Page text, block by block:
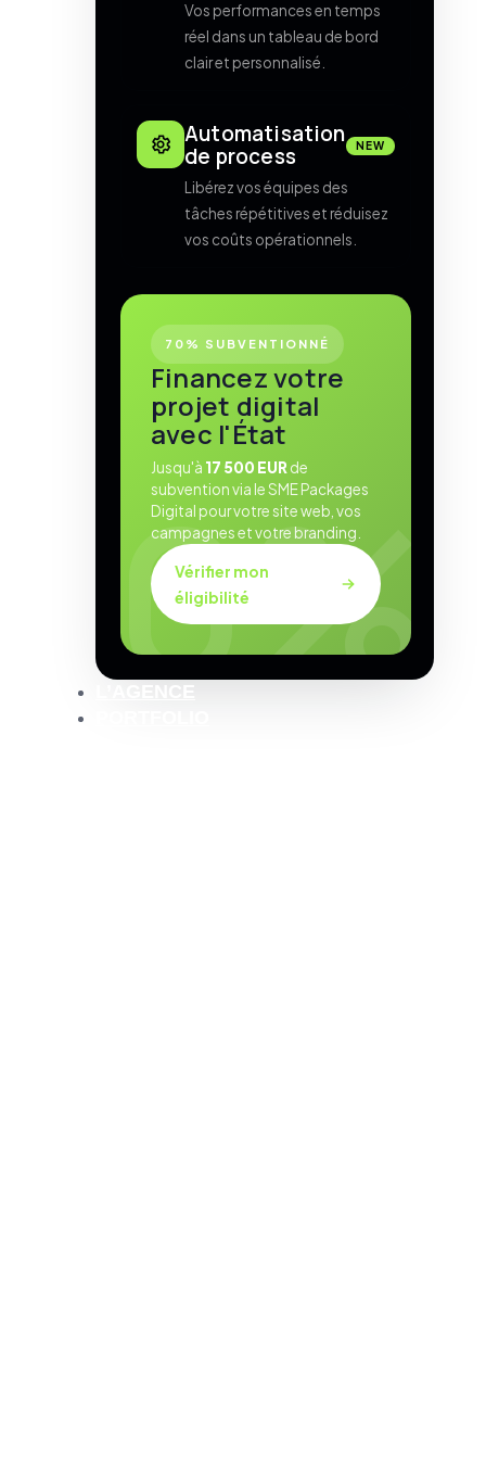
Vos performances en temps
réel dans un tableau de bord
clair et personnalisé.
Automatisation
de process
NEW
Libérez vos équipes des
tâches répétitives et réduisez
vos coûts opérationnels.
70% SUBVENTIONNÉ
Financez votre
projet digital
avec l'État
Jusqu'à 17 500 EUR de
subvention via le SME Packages
Digital pour votre site web, vos
campagnes et votre branding.
Vérifier mon
éligibilité